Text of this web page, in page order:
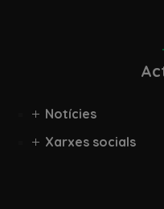
Notícies
Xarxes socials